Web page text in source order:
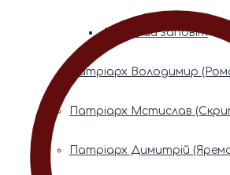
Духовний заповіт
Патріарх Володимир
Патріарх Мстислав
Патріарх Димитрій